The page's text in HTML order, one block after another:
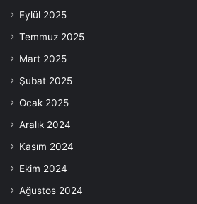
Eylül 2025
Temmuz 2025
Mart 2025
Şubat 2025
Ocak 2025
Aralık 2024
Kasım 2024
Ekim 2024
Ağustos 2024